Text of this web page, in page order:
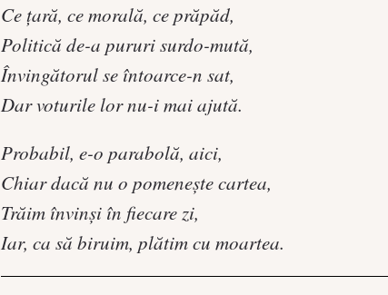
Ce ţară, ce morală, ce prăpăd,
Politică de-a pururi surdo-mută,
Învingătorul se întoarce-n sat,
Dar voturile lor nu-i mai ajută.
Probabil, e-o parabolă, aici,
Chiar dacă nu o pomeneşte cartea,
Trăim învinşi în fiecare zi,
Iar, ca să biruim, plătim cu moartea.